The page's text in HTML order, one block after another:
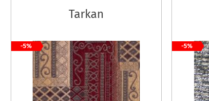
Tarkan
-5% -5%